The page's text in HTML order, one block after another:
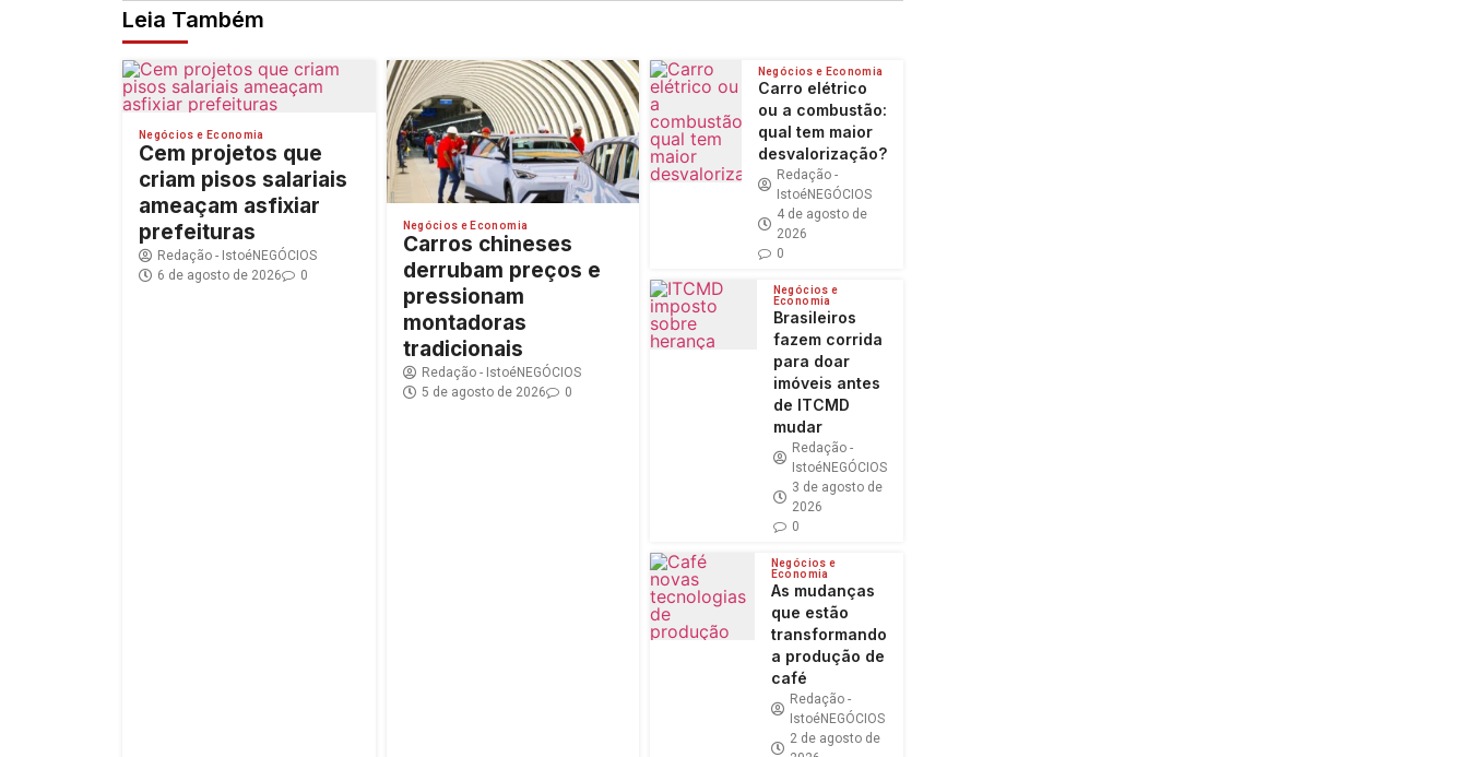
Leia Também
Negócios e Economia
Cem projetos que
criam pisos salariais
ameaçam asfixiar
prefeituras
Redação - IstoéNEGÓCIOS
6 de agosto de 2026
0
Negócios e Economia
Carros chineses
derrubam preços e
pressionam
montadoras
tradicionais
Redação - IstoéNEGÓCIOS
5 de agosto de 2026
0
Negócios e Economia
Carro elétrico
ou a combustão:
qual tem maior
desvalorização?
Redação -
IstoéNEGÓCIOS
4 de agosto de
2026
0
Negócios e
Economia
Brasileiros
fazem corrida
para doar
imóveis antes
de ITCMD
mudar
Redação -
IstoéNEGÓCIOS
3 de agosto de
2026
0
Negócios e
Economia
As mudanças
que estão
transformando
a produção de
café
Redação -
IstoéNEGÓCIOS
2 de agosto de